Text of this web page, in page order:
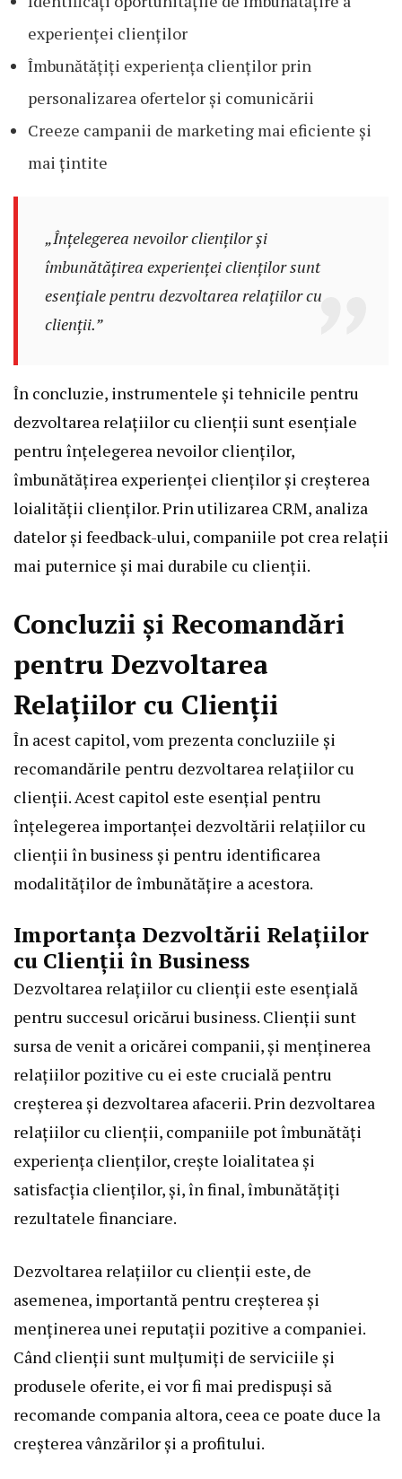
experienței clienților
Îmbunătățiți experiența clienților prin
personalizarea ofertelor și comunicării
Creeze campanii de marketing mai eficiente și
mai țintite
„Înțelegerea nevoilor clienților și
îmbunătățirea experienței clienților sunt
esențiale pentru dezvoltarea relațiilor cu
clienții.”
În concluzie, instrumentele și tehnicile pentru
dezvoltarea relațiilor cu clienții sunt esențiale
pentru înțelegerea nevoilor clienților,
îmbunătățirea experienței clienților și creșterea
loialității clienților. Prin utilizarea CRM, analiza
datelor și feedback-ului, companiile pot crea relații
mai puternice și mai durabile cu clienții.
Concluzii și Recomandări
pentru Dezvoltarea
Relațiilor cu Clienții
În acest capitol, vom prezenta concluziile și
recomandările pentru dezvoltarea relațiilor cu
clienții. Acest capitol este esențial pentru
înțelegerea importanței dezvoltării relațiilor cu
clienții în business și pentru identificarea
modalităților de îmbunătățire a acestora.
Importanța Dezvoltării Relațiilor
cu Clienții în Business
Dezvoltarea relațiilor cu clienții este esențială
pentru succesul oricărui business. Clienții sunt
sursa de venit a oricărei companii, și menținerea
relațiilor pozitive cu ei este crucială pentru
creșterea și dezvoltarea afacerii. Prin dezvoltarea
relațiilor cu clienții, companiile pot îmbunătăți
experiența clienților, crește loialitatea și
satisfacția clienților, și, în final, îmbunătățiți
rezultatele financiare.
Dezvoltarea relațiilor cu clienții este, de
asemenea, importantă pentru creșterea și
menținerea unei reputații pozitive a companiei.
Când clienții sunt mulțumiți de serviciile și
produsele oferite, ei vor fi mai predispuși să
recomande compania altora, ceea ce poate duce la
creșterea vânzărilor și a profitului.